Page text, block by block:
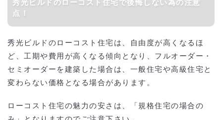
秀光ビルドのローコスト住宅で後悔しない為の注意
点！
秀光ビルドのローコスト住宅は、自由度が高くなるほ
ど、工期や費用が高くなる傾向となり、フルオーダー・
セミオーダーを建築した場合は、一般住宅や高級住宅と
変わらない価格となる場合があります。
ローコスト住宅の魅力の安さは、「規格住宅の場合の